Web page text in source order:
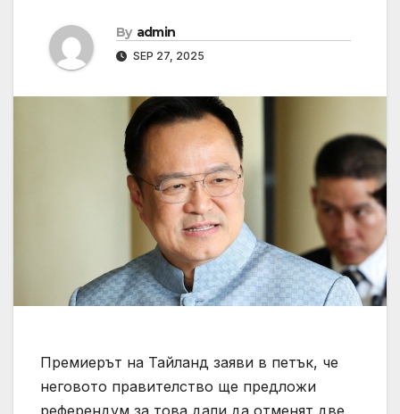
By admin
SEP 27, 2025
Премиерът на Тайланд заяви в петък, че
неговото правителство ще предложи